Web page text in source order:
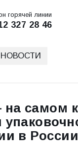
горячей линии
327 28 46
НОВОСТИ
самом
в